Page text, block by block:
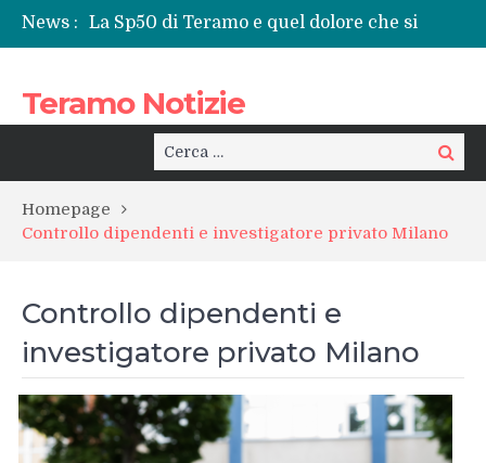
News :
La Sp50 di Teramo e quel dolore che si
ripete: l’ennesima vita spezzata
per la rinascita del centro storico
Tortoreto, l’alluvione e i sottopassi tra
pericoli noti e interventi necessari
Prefettura di Teramo, una nuova guida:
territorio
Teramo: il battito di una provincia tra
Teramo Notizie
Cerca: Cerca
Homepage
Controllo dipendenti e investigatore privato Milano
Controllo dipendenti e
investigatore privato Milano